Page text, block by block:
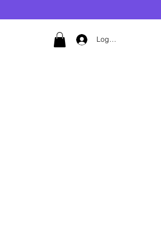
Logg inn